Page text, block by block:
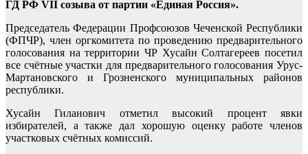
ГД РФ VII созыва от партии «Единая Россия».
Председатель Федерации Профсоюзов Чеченской Республики
(ФПЧР), член оргкомитета по проведению предварительного
голосования на территории ЧР Хусайн Солтагереев посетил
все счётные участки для предварительного голосования Урус-
Мартановского и Грозненского муниципальных районов
республики.
Хусайн Гиланович отметил высокий процент явки
избирателей, а также дал хорошую оценку работе членов
участковых счётных комиссий.